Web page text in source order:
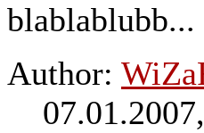
Author: